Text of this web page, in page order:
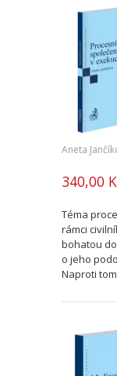
Aneta
340,00
Téma
rámci
bohatou
o jeho
Naproti